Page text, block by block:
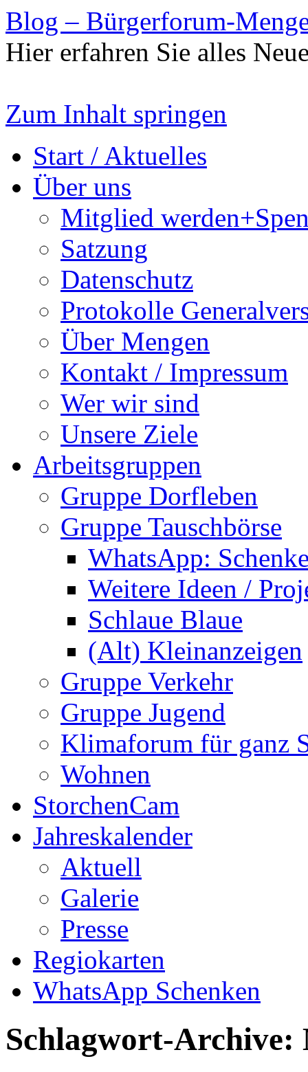
Blog – Bürgerforum-
Hier erfahren Sie alles
Zum Inhalt springen
Start / Aktuelles
Über uns
Mitglied
Satzung
Datenschutz
Protokolle
Über Mengen
Kontakt / Impressum
Wer wir sind
Unsere Ziele
Arbeitsgruppen
Gruppe Dorfleben
Gruppe Tauschbörse
WhatsApp:
Weitere Ideen /
Schlaue Blaue
(Alt) Kleinanzeigen
Gruppe Verkehr
Gruppe Jugend
Klimaforum für ganz
Wohnen
StorchenCam
Jahreskalender
Aktuell
Galerie
Presse
Regiokarten
WhatsApp Schenken
Schlagwort-Archive: